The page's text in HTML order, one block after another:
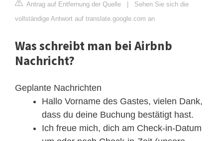
Antrag auf Entfernung der Quelle
Sehen Sie sich die
vollständige Antwort auf translate.google.com an
Was schreibt man bei Airbnb
Nachricht?
Geplante Nachrichten
Hallo Vorname des Gastes, vielen Dank,
dass du deine Buchung bestätigt hast.
Ich freue mich, dich am Check-in-Datum